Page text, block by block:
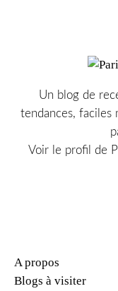
A propos
Blogs à visiter
Un blog de
tendances, faciles
Voir le profil de